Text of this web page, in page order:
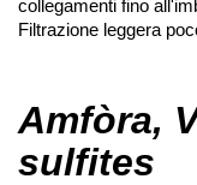
collegamenti fino
Filtrazione leggera
Amfòra,
sulfites